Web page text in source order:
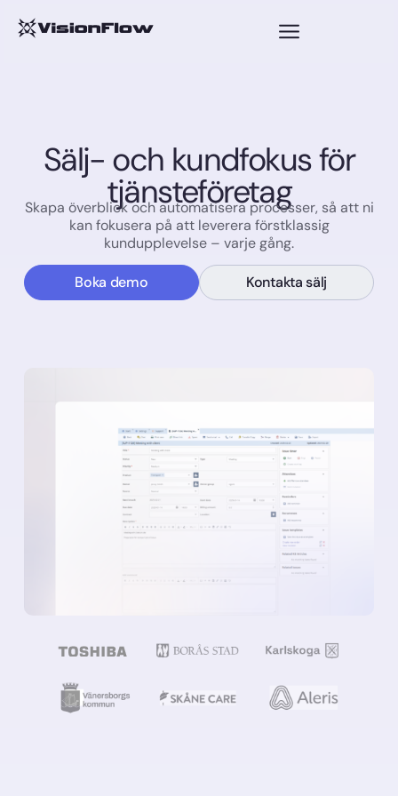
Sälj- och kundfokus för
tjänsteföretag
Skapa överblick och automatisera processer, så att ni
kan fokusera på att leverera förstklassig
kundupplevelse – varje gång.
Boka demo Kontakta sälj